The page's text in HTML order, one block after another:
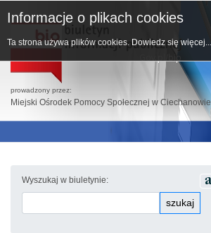
prowadzony przez:
Miejski Ośrodek Pomocy Społecznej w Ciechanowie
Wyszukaj w biuletynie:
szukaj
Informacje o plikach cookies
Ta strona używa plików cookies. Dowiedz się więcej...